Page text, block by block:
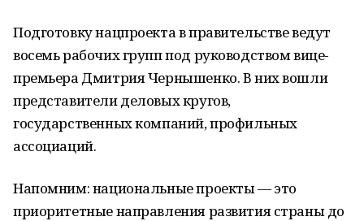
Подготовку нацпроекта в правительстве ведут
восемь рабочих групп под руководством вице-
премьера Дмитрия Чернышенко. В них вошли
представители деловых кругов,
государственных компаний, профильных
ассоциаций.
Напомним: национальные проекты — это
приоритетные направления развития страны до